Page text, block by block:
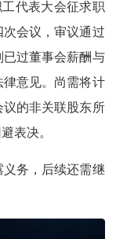
代表大会征求职
会议，审议通过
过董事会薪酬与
意见。尚需将计
的非关联股东所
表决。
务，后续还需继